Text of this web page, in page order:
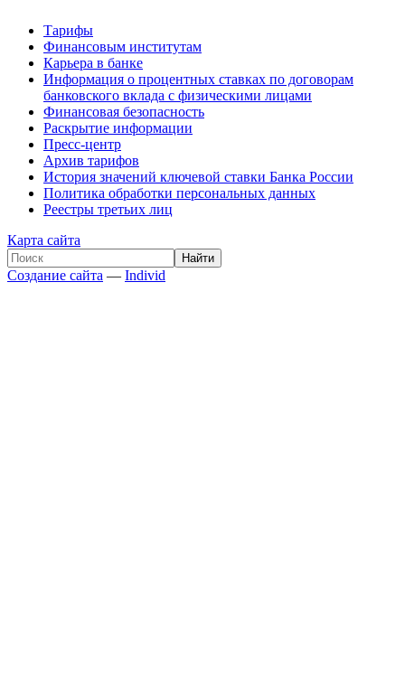
Тарифы
Финансовым институтам
Карьера в банке
Информация о процентных ставках по договорам
банковского вклада с физическими лицами
Финансовая безопасность
Раскрытие информации
Пресс-центр
Архив тарифов
История значений ключевой ставки Банка России
Политика обработки персональных данных
Реестры третьих лиц
Карта сайта
Создание сайта — Individ